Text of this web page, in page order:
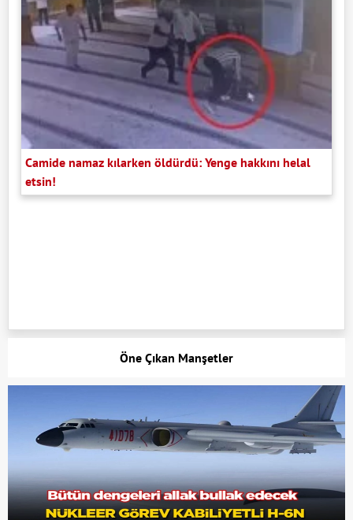
Camide namaz kılarken öldürdü: Yenge hakkını helal
etsin!
Öne Çıkan Manşetler